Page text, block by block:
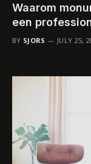
Waarom
een
BY SJORS JULY 25,